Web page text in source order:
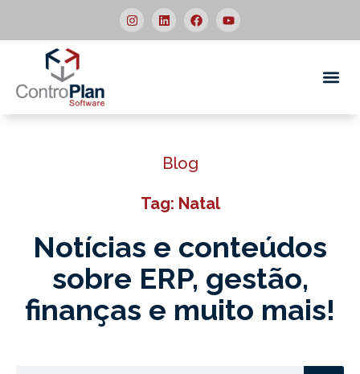
Blog
Tag: Natal
Notícias e conteúdos
sobre ERP, gestão,
finanças e muito mais!